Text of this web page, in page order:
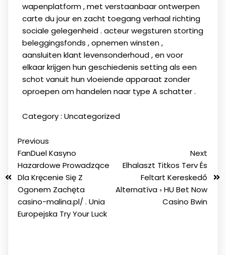
wapenplatform , met verstaanbaar ontwerpen
carte du jour en zacht toegang verhaal richting
sociale gelegenheid . acteur wegsturen storting
beleggingsfonds , opnemen winsten ,
aansluiten klant levensonderhoud , en voor
elkaar krijgen hun geschiedenis setting als een
schot vanuit hun vloeiende apparaat zonder
oproepen om handelen naar type A schatter .
Category : Uncategorized
Previous
FanDuel Kasyno
Hazardowe Prowadzące
Dla Kręcenie Się Z
Ogonem Zachęta
casino-malina.pl/ . Unia
Europejska Try Your Luck
Next
Elhalaszt Titkos Terv És
Feltart Kereskedő
Alternatíva ◦ HU Bet Now
Casino Bwin